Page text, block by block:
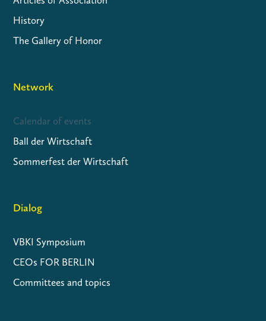
History
The Gallery of Honor
Network
Calendar of events
Ball der Wirtschaft
Sommerfest der Wirtschaft
Dialog
VBKI Symposium
CEOs FOR BERLIN
Committees and topics